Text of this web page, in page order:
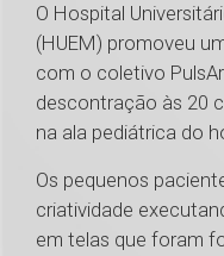
O Hospital
(HUEM) promoveu
com o coletivo
descontração às 20
na ala pediátrica do
Os pequenos
criatividade
em telas que foram